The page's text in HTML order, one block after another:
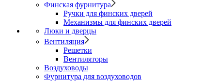
Финская фурнитура
Ручки для финских дверей
Механизмы для финских дверей
Люки и дверцы
Вентиляция
Решетки
Вентиляторы
Воздуховоды
Фурнитура для воздуховодов